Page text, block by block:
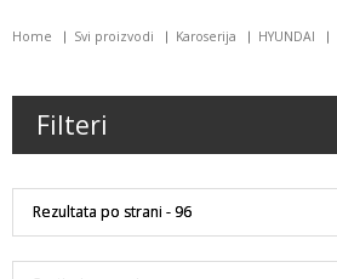
Home Svi proizvodi Karoserija HYUNDAI
Filteri